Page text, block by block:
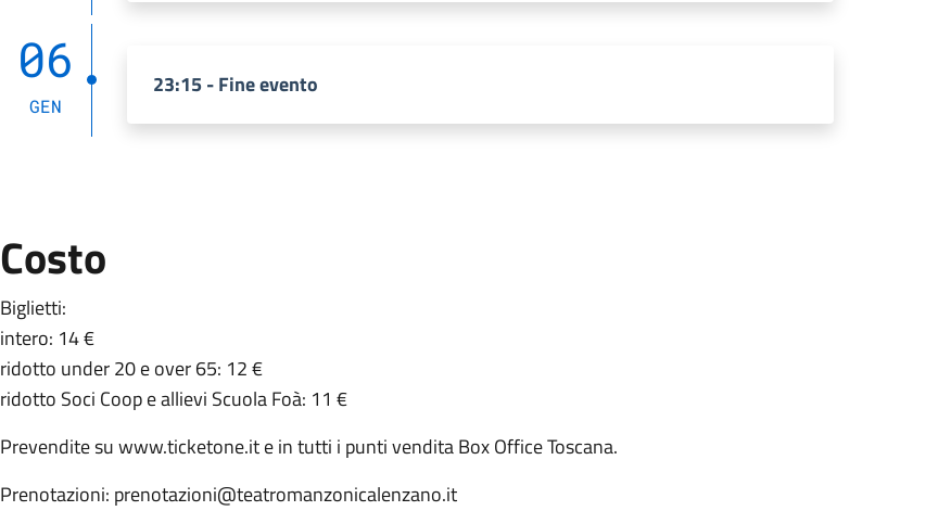
06
GEN
23:15 - Fine evento
Costo
Biglietti:
intero: 14 €
ridotto under 20 e over 65: 12 €
ridotto Soci Coop e allievi Scuola Foà: 11 €
Prevendite su www.ticketone.it e in tutti i punti vendita Box Office Toscana.
Prenotazioni: prenotazioni@teatromanzonicalenzano.it